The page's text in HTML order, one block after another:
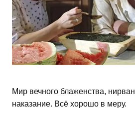
Мир вечного блаженства,
наказание. Всё хорошо в меру.